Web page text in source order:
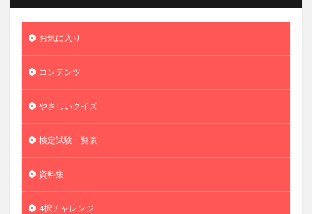
お気に入り
コンテンツ
やさしいクイズ
検定試験一覧表
資料集
4択チャレンジ